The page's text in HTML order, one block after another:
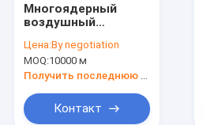
Многоядерный
воздушный
кабель низкого
трения
микроволокнистый
Цена:By negotiation
MOQ:10000 м
Получить последнюю цену
Контакт